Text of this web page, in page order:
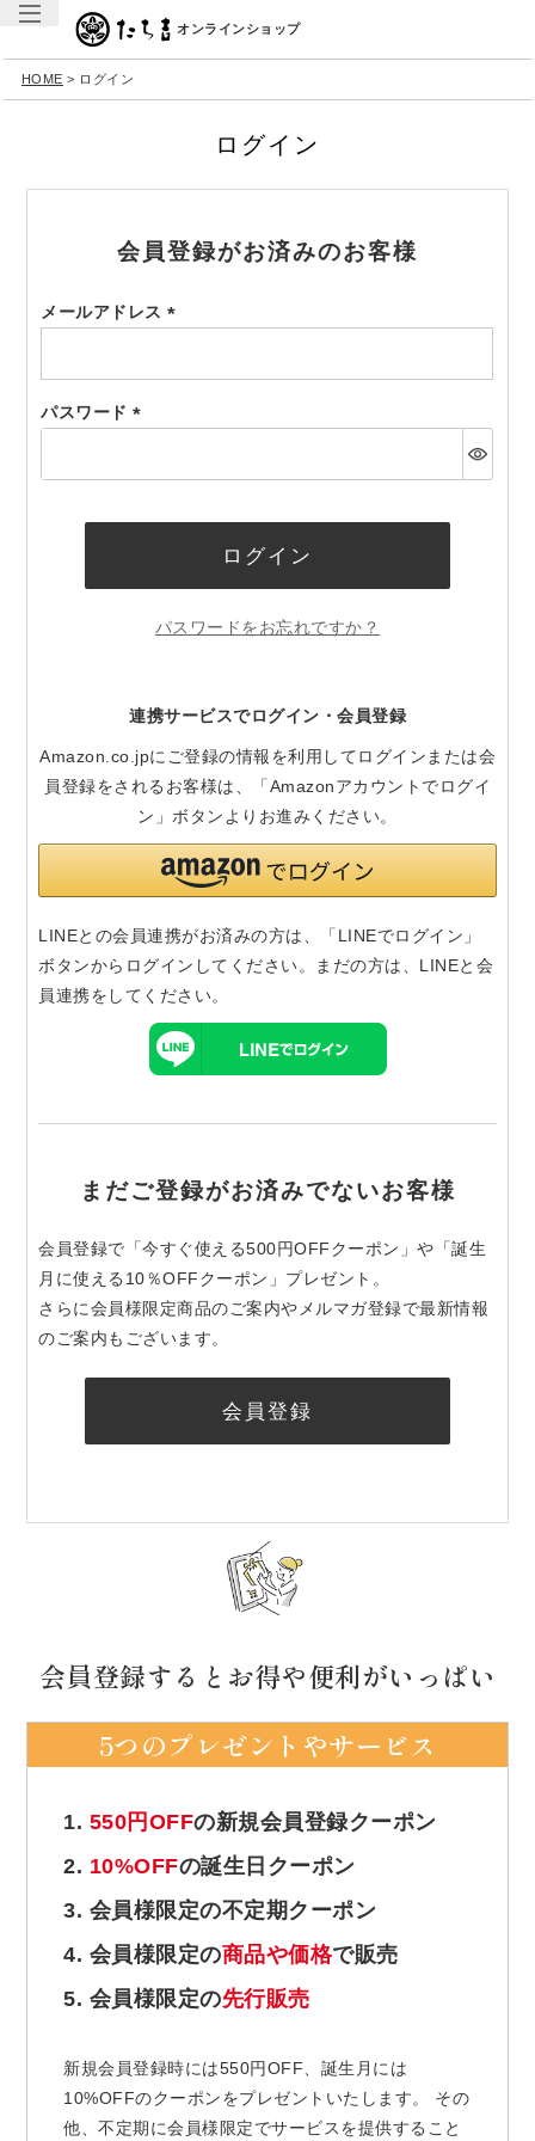
オンラインショップ
HOME ログイン
ログイン
会員登録がお済みのお客様
メールアドレス
須)
パスワード
須)
ログイン
パスワードをお忘れですか？
連携サービスでログイン・会員登録
Amazon.co.jpにご登録の情報を利用してログインまたは会
員登録をされるお客様は、「Amazonアカウントでログイ
ン」ボタンよりお進みください。
LINEとの会員連携がお済みの方は、「LINEでログイン」
ボタンからログインしてください。まだの方は、 LINEと会
員連携をしてください。
まだご登録がお済みでないお客様
会員登録で「今すぐ使える500円OFFクーポン」や「誕生
月に使える10％OFFクーポン」プレゼント。
さらに会員様限定商品のご案内やメルマガ登録で最新情報
のご案内もございます。
会員登録
会員登録するとお得や便利がいっぱい
5つのプレゼントやサービス
1. 550円OFFの新規会員登録クーポン
2. 10%OFFの誕生日クーポン
3. 会員様限定の不定期クーポン
4. 会員様限定の商品や価格で販売
5. 会員様限定の先行販売
新規会員登録時には550円OFF、誕生月には
10%OFFのクーポンをプレゼントいたします。 その
他、不定期に会員様限定でサービスを提供すること